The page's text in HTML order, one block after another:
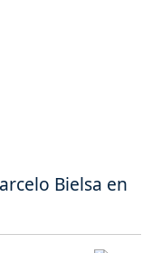
Bielsa en